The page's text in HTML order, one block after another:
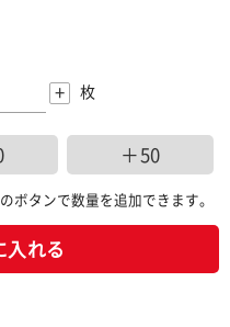
+ 枚
＋50
ボタンで数量を追加できます。
入れる